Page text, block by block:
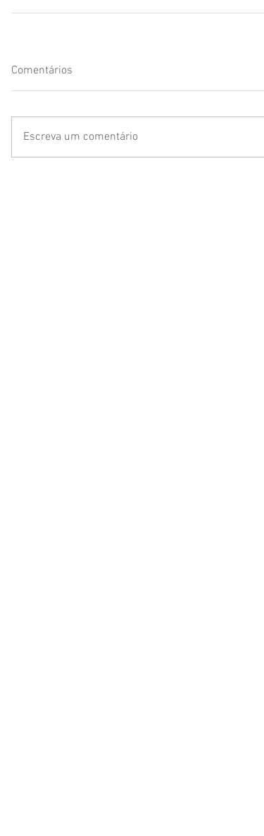
Comentários
Escreva um comentário